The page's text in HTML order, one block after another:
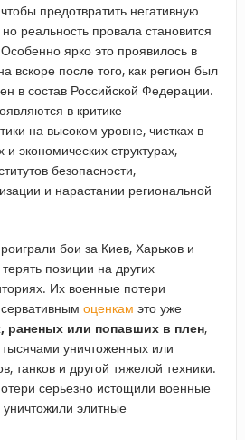
предотвратить негативную
реальность провала становится
ярко это проявилось в
вскоре после того, как регион был
в состав Российской Федерации.
в критике
на высоком уровне, чистках в
экономических структурах,
безопасности,
и нарастании региональной
бои за Киев, Харьков и
позиции на других
Их военные потери
оценкам это уже
раненых или попавших в плен,
уничтоженных или
танков и другой тяжелой техники.
серьезно истощили военные
элитные